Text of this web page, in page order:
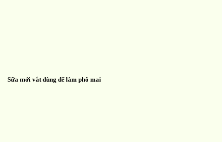
Sữa mới vắt dùng để làm phô mai